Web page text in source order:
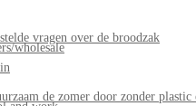
vragen over de broodzak
wholesale
de zomer door zonder plastic